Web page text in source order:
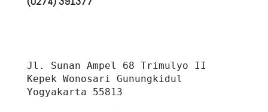
Jl. Sunan Ampel 68 Trimulyo II
Kepek Wonosari Gunungkidul
Yogyakarta 55813